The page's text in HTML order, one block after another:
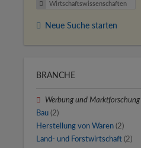
Wirtschaftswissenschaften
Neue Suche starten
BRANCHE
Werbung und Marktforschung
Bau (2)
Herstellung von Waren (2)
Land- und Forstwirtschaft (2)